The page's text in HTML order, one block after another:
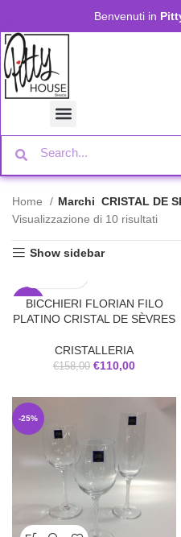
Benvenuti in
Home Marchi CRISTAL DE
Visualizzazione di 10 risultati
Show sidebar
-30%
BICCHIERI FLORIAN FILO
PLATINO CRISTAL DE SÈVRES
CRISTALLERIA
€158,00 €110,00
-25%